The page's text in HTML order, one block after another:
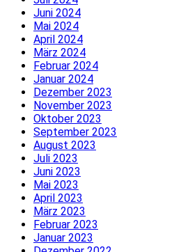
Juni 2024
Mai 2024
April 2024
März 2024
Februar 2024
Januar 2024
Dezember 2023
November 2023
Oktober 2023
September 2023
August 2023
Juli 2023
Juni 2023
Mai 2023
April 2023
März 2023
Februar 2023
Januar 2023